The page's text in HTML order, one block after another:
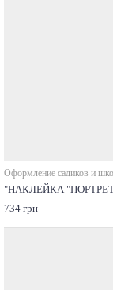
Оформление садиков и
"НАКЛЕЙКА
734 грн